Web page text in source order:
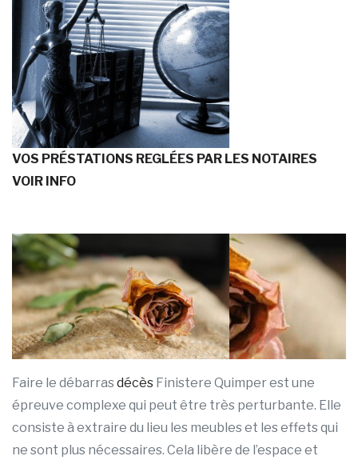
VOS PRÉSTATIONS REGLÉES PAR LES NOTAIRES
VOIR INFO
Faire le débarras décès Finistere Quimper est une
épreuve complexe qui peut être très perturbante. Elle
consiste à extraire du lieu les meubles et les effets qui
ne sont plus nécessaires. Cela libère de l’espace et